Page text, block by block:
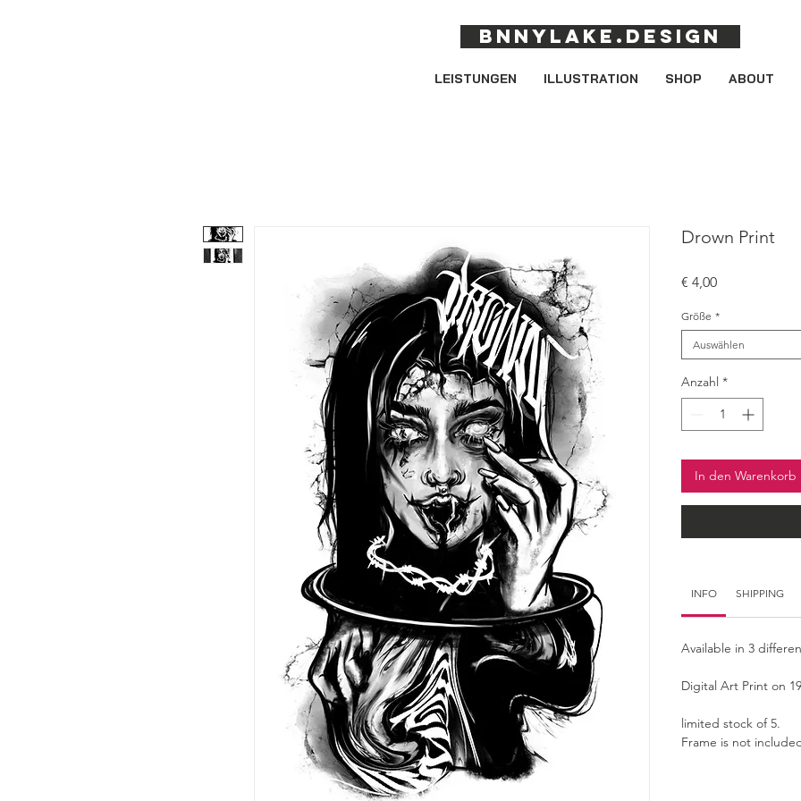
Bnnylake.design
LEISTUNGEN ILLUSTRATION SHOP ABOUT
Drown Print
€ 4,00Preis
Größe *
Auswählen
Anzahl *
In den Warenkorb
INFO SHIPPING
Available in 3
Digital Art Print on
limited stock of 5.
Frame is not